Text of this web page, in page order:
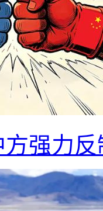
强力